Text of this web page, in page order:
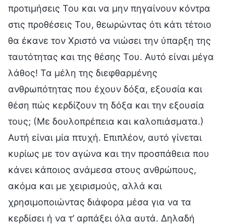
προτιμήσεις Του και να μην πηγαίνουν κόντρα
στις προθέσεις Του, θεωρώντας ότι κάτι τέτοιο
θα έκανε τον Χριστό να νιώσει την ύπαρξη της
ταυτότητας και της θέσης Του. Αυτό είναι μέγα
λάθος! Τα μέλη της διεφθαρμένης
ανθρωπότητας που έχουν δόξα, εξουσία και
θέση πώς κερδίζουν τη δόξα και την εξουσία
τους; (Με δουλοπρέπεια και καλοπιάσματα.)
Αυτή είναι μία πτυχή. Επιπλέον, αυτό γίνεται
κυρίως με τον αγώνα και την προσπάθεια που
κάνει κάποιος ανάμεσα στους ανθρώπους,
ακόμα και με χειρισμούς, αλλά και
χρησιμοποιώντας διάφορα μέσα για να τα
κερδίσει ή να τ’ αρπάξει όλα αυτά. Δηλαδή